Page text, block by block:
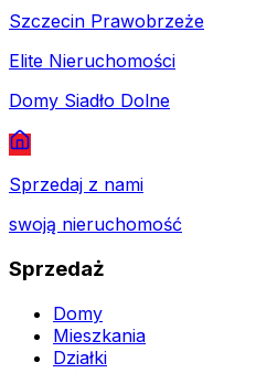
Szczecin Prawobrzeże
Elite Nieruchomości
Domy Siadło Dolne
Sprzedaj z nami
swoją nieruchomość
Sprzedaż
Domy
Mieszkania
Działki